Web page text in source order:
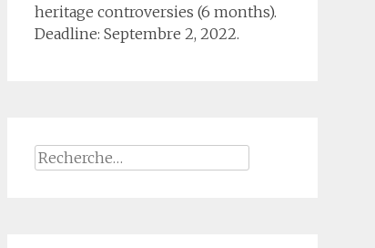
heritage controversies (6 months).
Deadline: Septembre 2, 2022.
Rechercher :